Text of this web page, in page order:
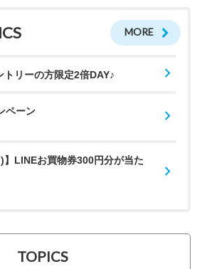
MORE
リーの方限定2倍DAY♪
ペーン
】LINEお買物券300円分が当た
TOPICS